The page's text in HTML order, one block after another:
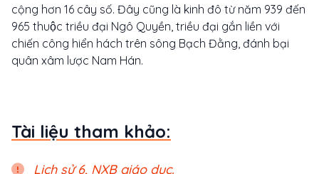
cộng hơn 16 cây số. Đây cũng là kinh đô từ năm 939 đến
965 thuộc triều đại Ngô Quyền, triều đại gắn liền với
chiến công hiển hách trên sông Bạch Đằng, đánh bại
quân xâm lược Nam Hán.
Tài liệu tham khảo:
Lịch sử 6, NXB giáo dục.